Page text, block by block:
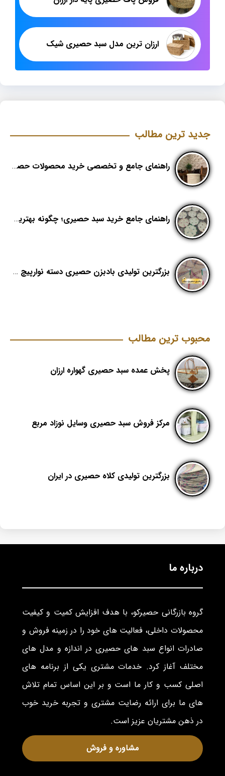
ارزان ترین مدل سبد حصیری شیک
جدید ترین مطالب
راهنمای جامع و تخصصی خرید محصولات حصیری؛ هنر اصیل در دکوراسیون مدرن (بخش اول)
راهنمای جامع خرید سبد حصیری؛ چگونه بهترین کیفیت را در «هدیکا» تشخیص دهیم؟
بزرگترین تولیدی بادبزن حصیری دسته نوارپیچ در ایران با اسم برند هدیکا
محبوب ترین مطالب
پخش عمده سبد حصیری گهواره ارزان
مرکز فروش سبد حصیری وسایل نوزاد مربع
بزرگترین تولیدی کلاه حصیری در ایران
درباره ما
گروه بازرگانی حصیرکو، با هدف افزایش کمیت و کیفیت
محصولات داخلی، فعالیت های خود را در زمینه فروش و
صادرات انواع سبد های حصیری در اندازه و مدل های
مختلف آغاز کرد. خدمات مشتری یکی از برنامه های
اصلی کسب و کار ما است و بر این اساس تمام تلاش
های ما برای ارائه رضایت مشتری و تجربه خرید خوب
در ذهن مشتریان عزیز است.
مشاوره و فروش